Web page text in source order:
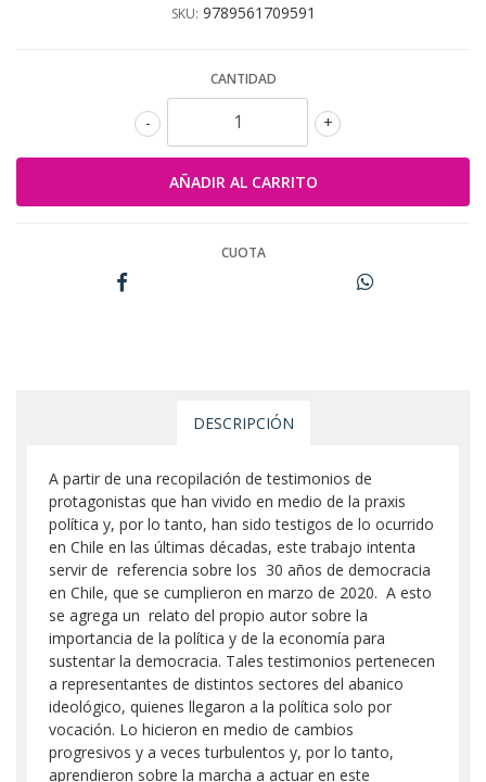
SKU: 9789561709591
CANTIDAD
+
-
CUOTA
DESCRIPCIÓN
A partir de una recopilación de testimonios de
protagonistas que han vivido en medio de la praxis
política y, por lo tanto, han sido testigos de lo ocurrido
en Chile en las últimas décadas, este trabajo intenta
servir de referencia sobre los 30 años de democracia
en Chile, que se cumplieron en marzo de 2020. A esto
se agrega un relato del propio autor sobre la
importancia de la política y de la economía para
sustentar la democracia. Tales testimonios pertenecen
a representantes de distintos sectores del abanico
ideológico, quienes llegaron a la política solo por
vocación. Lo hicieron en medio de cambios
progresivos y a veces turbulentos y, por lo tanto,
aprendieron sobre la marcha a actuar en este